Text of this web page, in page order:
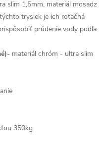
slim 1,5mm, materiál mosadz
trysiek je ich rotačná
prúdenie vody podľa
materiál chróm - ultra slim
350kg